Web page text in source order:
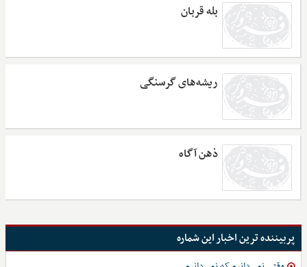
بله قربان
ریشه‌های گرسنگی
ذهن آگاه
پربیننده ترین اخبار این شماره